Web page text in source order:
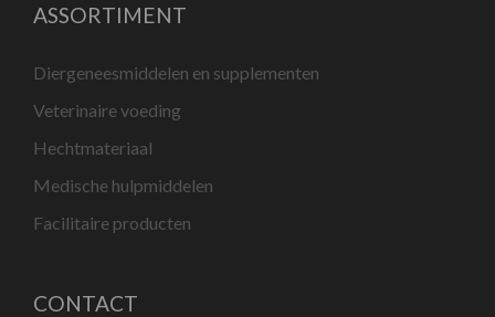
ASSORTIMENT
Diergeneesmiddelen en supplementen
Veterinaire voeding
Hechtmateriaal
Medische hulpmiddelen
Facilitaire producten
CONTACT